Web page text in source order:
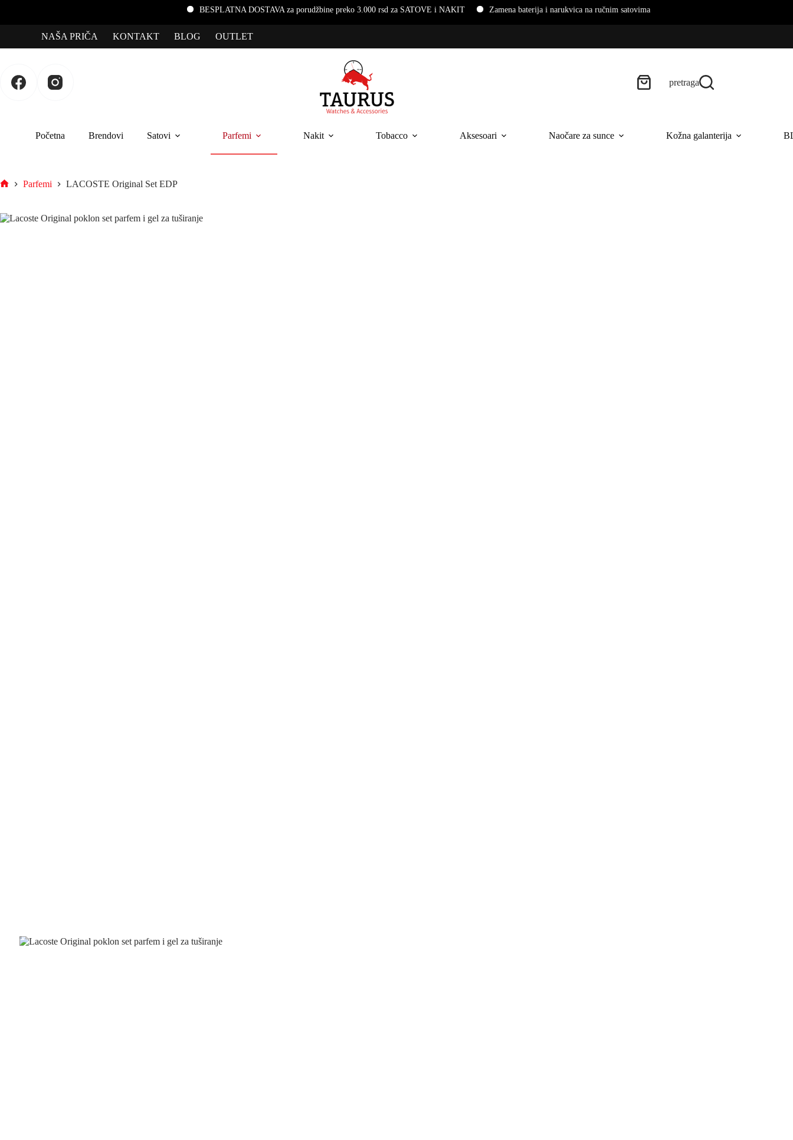
BESPLATNA DOSTAVA za porudžbine preko 3.000 rsd za SATOVE i NAKIT Zamena baterija i narukvica na ručnim satovima
NAŠA PRIČA KONTAKT BLOG OUTLET
pretraga
Početna Brendovi Satovi Parfemi Nakit Tobacco Aksesoari Naočare za sunce Kožna galanterija
Parfemi LACOSTE Original Set EDP